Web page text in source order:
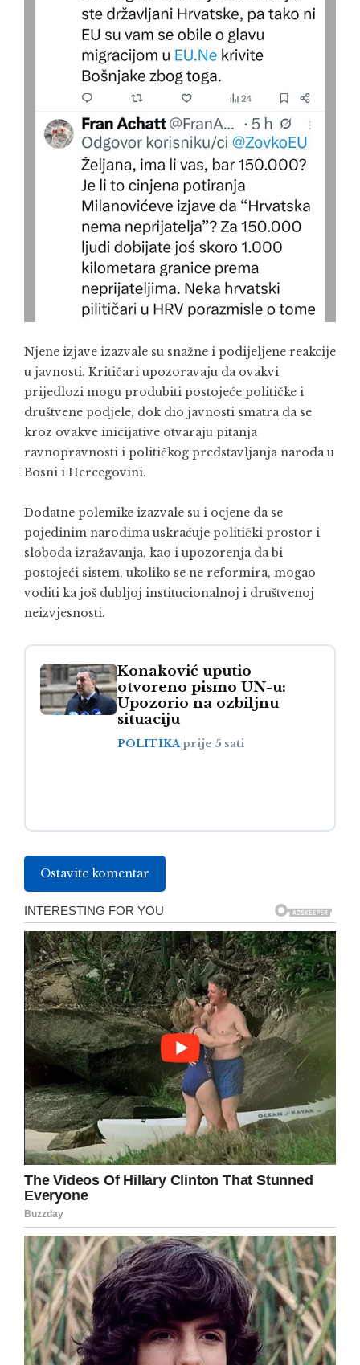
Njene izjave izazvale su snažne i podijeljene reakcije
u javnosti. Kritičari upozoravaju da ovakvi
prijedlozi mogu produbiti postojeće političke i
društvene podjele, dok dio javnosti smatra da se
kroz ovakve inicijative otvaraju pitanja
ravnopravnosti i političkog predstavljanja naroda u
Bosni i Hercegovini.
Dodatne polemike izazvale su i ocjene da se
pojedinim narodima uskraćuje politički prostor i
sloboda izražavanja, kao i upozorenja da bi
postojeći sistem, ukoliko se ne reformira, mogao
voditi ka još dubljoj institucionalnoj i društvenoj
neizvjesnosti.
Konaković uputio
otvoreno pismo UN-u:
Upozorio na ozbiljnu
situaciju
POLITIKAprije 5 sati
Ostavite komentar